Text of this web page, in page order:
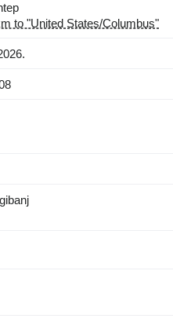
to "United States/Columbus"